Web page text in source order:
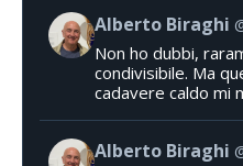
Alberto Biraghi
Non ho dubbi,
condivisibile. Ma
cadavere caldo mi
Alberto Biraghi